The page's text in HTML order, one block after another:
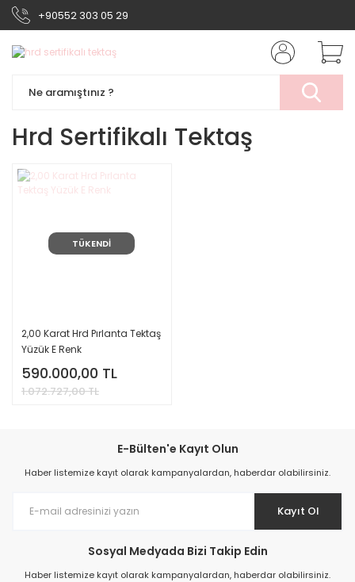
+90552 303 05 29
Hrd Sertifikalı Tektaş
TÜKENDİ
2,00 Karat Hrd Pırlanta Tektaş
Yüzük E Renk
590.000,00 TL
1.072.727,00 TL
E-Bülten'e Kayıt Olun
Haber listemize kayıt olarak kampanyalardan, haberdar olabilirsiniz.
Kayıt Ol
Sosyal Medyada Bizi Takip Edin
Haber listemize kayıt olarak kampanyalardan, haberdar olabilirsiniz.